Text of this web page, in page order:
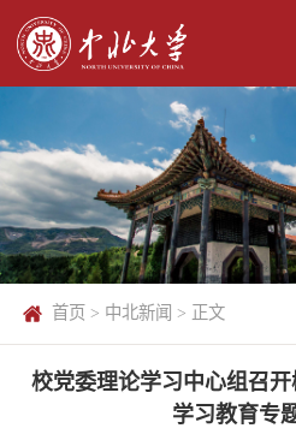
首页 > 中北新闻 > 正文
校党委理论学习中心组召
学习教育专